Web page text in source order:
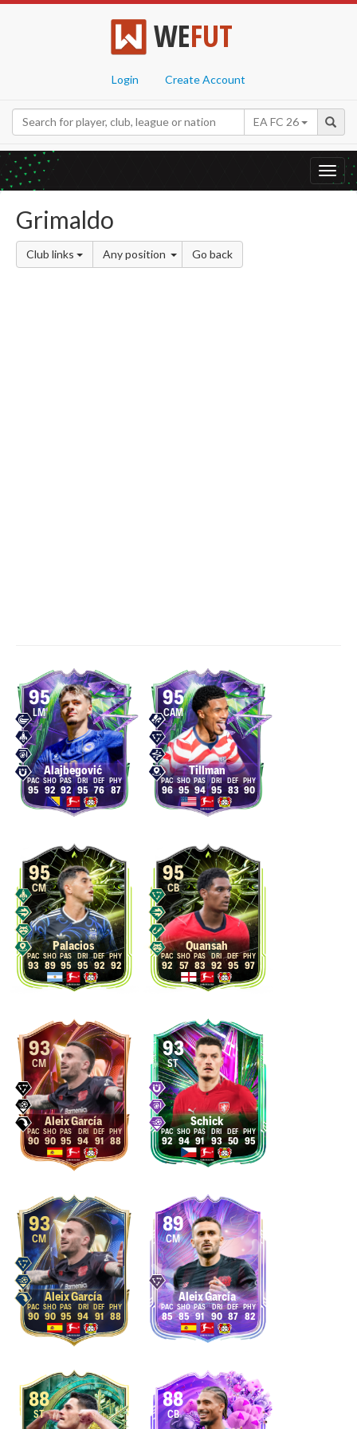
WEFUT
Login Create Account
EA FC 26
Grimaldo
Club links Any position Go back
95
LM
Alajbegović
95 92 92 95 76 87
95
CAM
Tillman
96 95 94 95 83 90
95
CM
Palacios
93 89 95 95 92 92
95
CB
Quansah
92 57 83 92 95 97
93
CM
Aleix García
90 90 95 94 91 88
93
ST
Schick
92 94 91 93 50 95
93
CM
Aleix García
90 90 95 94 91 88
89
CM
Aleix García
85 85 91 90 87 82
88
ST
88
CB